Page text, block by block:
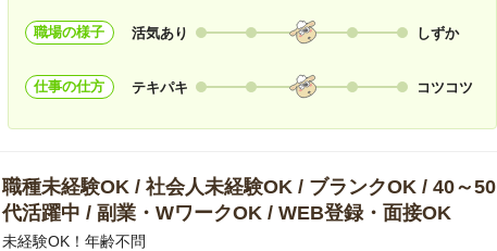
職場の様子 活気あり しずか
仕事の仕方 テキパキ コツコツ
職種未経験OK / 社会人未経験OK / ブランクOK / 40～50
代活躍中 / 副業・WワークOK / WEB登録・面接OK
未経験OK！年齢不問